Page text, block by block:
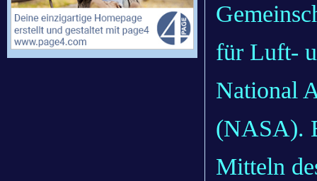
für Luft-
National
(NASA).
Mitteln